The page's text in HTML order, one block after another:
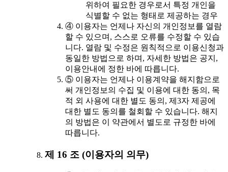
위하여 필요한 경우로서 특정 개인을
식별할 수 없는 형태로 제공하는 경우
④ 이용자는 언제나 자신의 개인정보를 열람
할 수 있으며, 스스로 오류를 수정할 수 있습
니다. 열람 및 수정은 원칙적으로 이용신청과
동일한 방법으로 하며, 자세한 방법은 공지,
이용안내에 정한 바에 따릅니다.
⑤ 이용자는 언제나 이용계약을 해지함으로
써 개인정보의 수집 및 이용에 대한 동의, 목
적 외 사용에 대한 별도 동의, 제3자 제공에
대한 별도 동의를 철회할 수 있습니다. 해지
의 방법은 이 약관에서 별도로 규정한 바에
따릅니다.
제 16 조 (이용자의 의무)